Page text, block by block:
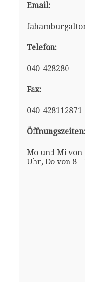
Email:
Telefon:
040-428280
Fax:
040-428112871
Öffnungszeiten:
Mo und Mi von
Uhr, Do von 8 -